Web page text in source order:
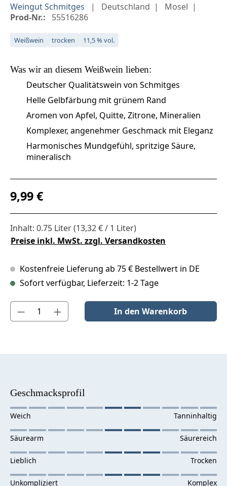
Weingut Schmitges Deutschland
Mosel
Prod-Nr.:
55516286
Weißwein trocken 11,5 % vol.
Was wir an diesem Weißwein lieben:
Deutscher Qualitätswein von Schmitges
Helle Gelbfärbung mit grünem Rand
Aromen von Apfel, Quitte, Zitrone, Mineralien
Komplexer, angenehmer Geschmack mit Eleganz
Harmonisches Mundgefühl, spritzige Säure,
mineralisch
Regulärer Preis:
9,99 €
Inhalt: 0.75 Liter(13,32 € / 1 Liter)
Preise inkl. MwSt. zzgl. Versandkosten
Kostenfreie Lieferung ab 75 € Bestellwert in DE
Sofort verfügbar, Lieferzeit: 1-2 Tage
Produkt Anzahl: Gib den gewünschten Wert ein oder benutze
In den Warenkorb
Geschmacksprofil